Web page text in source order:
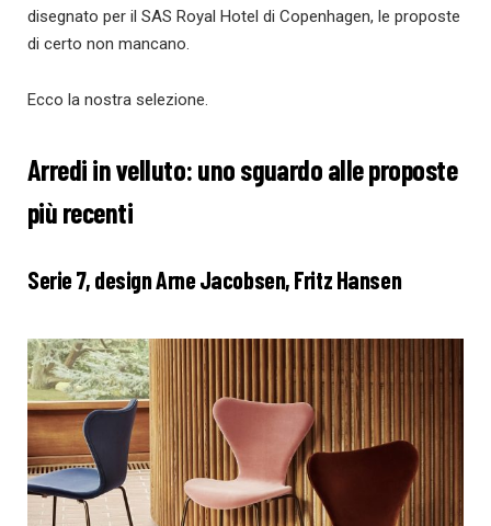
disegnato per il SAS Royal Hotel di Copenhagen, le proposte
di certo non mancano.
Ecco la nostra selezione.
Arredi in velluto: uno sguardo alle proposte
più recenti
Serie 7, design Arne Jacobsen, Fritz Hansen